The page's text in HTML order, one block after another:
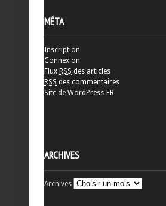
MÉTA
Inscription
Connexion
Flux RSS des articles
RSS des commentaires
Site de WordPress-FR
ARCHIVES
Archives